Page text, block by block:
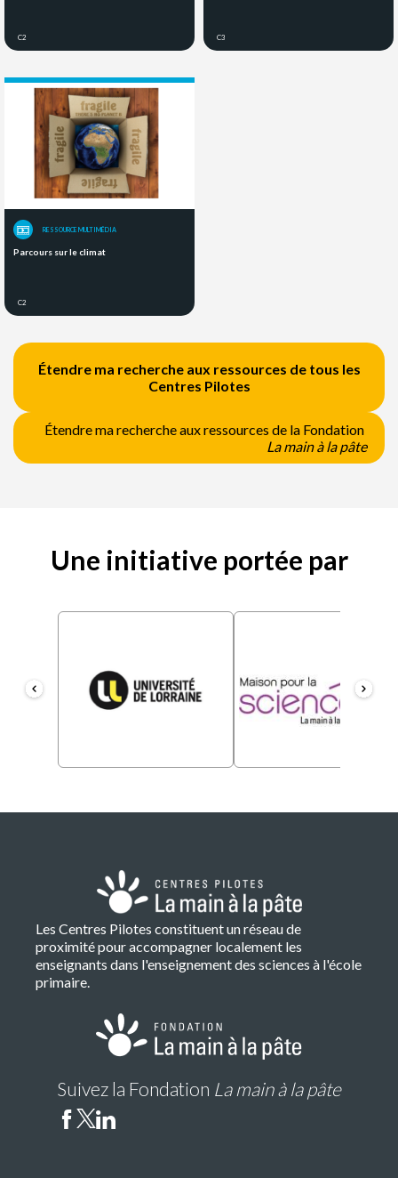
C2 C3
RESSOURCE MULTIMÉDIA
Parcours sur le climat
C2
Étendre ma recherche aux ressources de tous les
Centres Pilotes
Étendre ma recherche aux ressources de la Fondation
La main à la pâte
Une initiative portée par
Les Centres Pilotes constituent un réseau de
proximité pour accompagner localement les
enseignants dans l'enseignement des sciences à l'école
primaire.
Suivez la Fondation La main à la pâte